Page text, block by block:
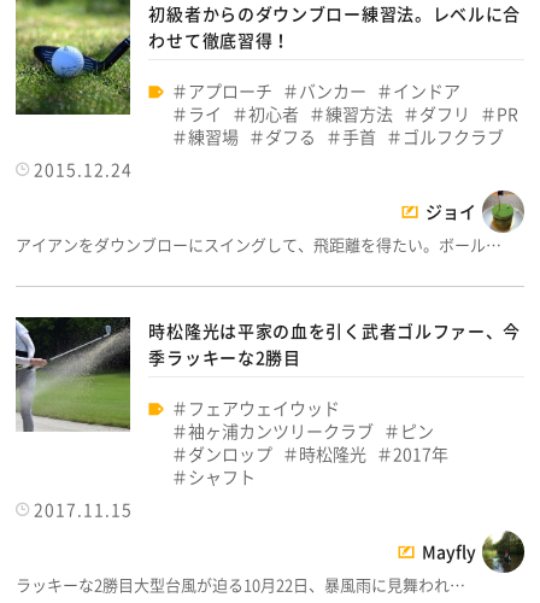
初級者からのダウンブロー練習法。レベルに合
わせて徹底習得！
アプローチ バンカー
インドア
ライ
初心者 練習方法 ダフリ
PR
練習場
ダフる 手首
ゴルフクラブ
2015.12.24
ジョイ
アイアンをダウンブローにスイングして、飛距離を得たい。ボール…
時松隆光は平家の血を引く武者ゴルファー、今
季ラッキーな2勝目
フェアウェイウッド
袖ヶ浦カンツリークラブ
ピン
ダンロップ
時松隆光
2017年
シャフト
2017.11.15
Mayfly
ラッキーな2勝目大型台風が迫る10月22日、暴風雨に見舞われ…